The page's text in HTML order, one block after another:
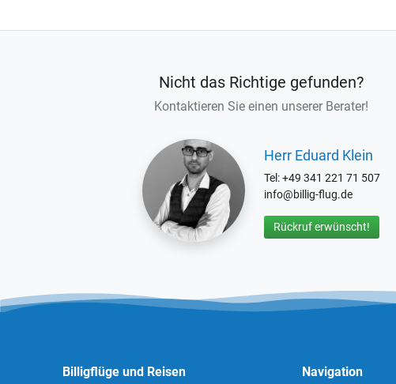
Nicht das Richtige gefunden?
Kontaktieren Sie einen unserer Berater!
Herr Eduard Klein
Tel: +49 341 221 71 507
info@billig-flug.de
Rückruf erwünscht!
Billigflüge und Reisen Navigation